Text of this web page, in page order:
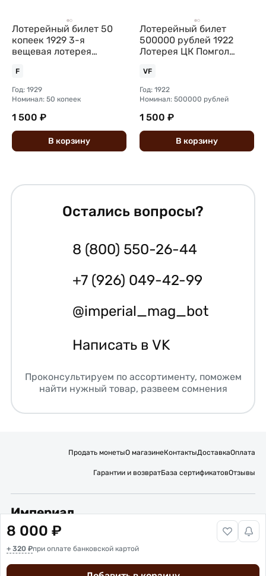
8 000 ₽
+ 320 ₽при оплате банковской картой
Лотерейный билет 50
копеек 1929 3-я
вещевая лотерея
F
Год: 1929
Номинал: 50 копеек
1 500 ₽
В корзину
Лотерейный билет
500000 рублей 1922
Лотерея ЦК Помгол
VF
Год: 1922
Номинал: 500000 рублей
1 500 ₽
В корзину
Остались вопросы?
8 (800) 550-26-44
+7 (926) 049-42-99
@imperial_mag_bot
Написать в VK
Проконсультируем по ассортименту, поможем
найти нужный товар, развеем сомнения
Продать монетыО магазинеКонтактыДоставкаОплата
Гарантии и возвратБаза сертификатовОтзывы
Империал
Подписывайтесь на нас:
Вакансии
Политика обработки персональных данных